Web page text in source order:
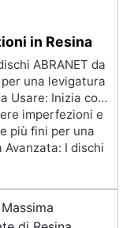
in Resina
ABRANET da
per una levigatura
Usare: Inizia con
imperfezioni e
più fini per una
I dischi
della polvere,
pulito e una
Dopo l'uso dei
3M per una